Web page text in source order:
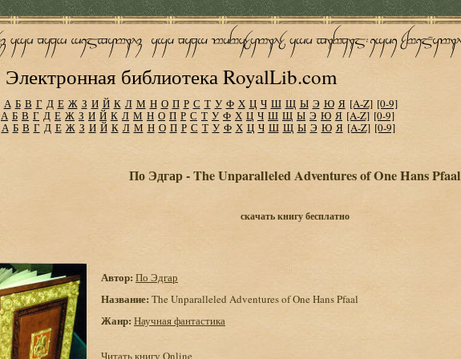
Электронная библиотека RoyalLib.com
А Б В Г Д Е Ж З И Й К Л М Н О П Р С Т У Ф Х Ц Ч Ш Щ Ы Э Ю Я [A-Z] [0-9]
А Б В Г Д Е Ж З И Й К Л М Н О П Р С Т У Ф Х Ц Ч Ш Щ Ы Э Ю Я [A-Z] [0-9]
А Б В Г Д Е Ж З И Й К Л М Н О П Р С Т У Ф Х Ц Ч Ш Щ Ы Э Ю Я [A-Z] [0-9]
По Эдгар - The Unparalleled Adventures of One Hans Pfaal
скачать книгу бесплатно
Автор: По Эдгар
Название: The Unparalleled Adventures of One Hans Pfaal
Жанр: Научная фантастика
Читать книгу Online